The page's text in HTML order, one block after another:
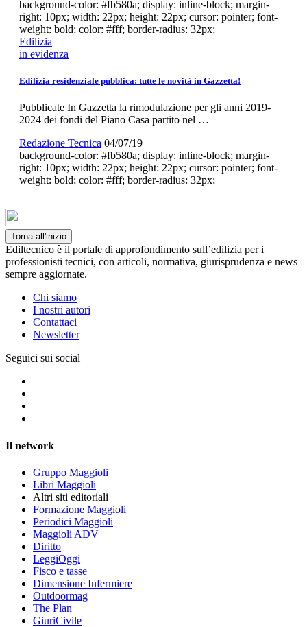
background-color: #fb580a; display: inline-block; margin-
right: 10px; width: 22px; height: 22px; cursor: pointer; font-
weight: bold; color: #fff; border-radius: 32px;
Edilizia
in evidenza
Edilizia residenziale pubblica: tutte le novità in Gazzetta!
Pubblicate In Gazzetta la rimodulazione per gli anni 2019-
2024 dei fondi del Piano Casa partito nel …
Redazione Tecnica 04/07/19
background-color: #fb580a; display: inline-block; margin-
right: 10px; width: 22px; height: 22px; cursor: pointer; font-
weight: bold; color: #fff; border-radius: 32px;
Torna all'inizio
Ediltecnico è il portale di approfondimento sull’edilizia per i
professionisti tecnici, con articoli, normativa, giurisprudenza e news
sempre aggiornate.
Chi siamo
I nostri autori
Contattaci
Newsletter
Seguici sui social
Il network
Gruppo Maggioli
Libri Maggioli
Altri siti editoriali
Formazione Maggioli
Periodici Maggioli
Maggioli ADV
Diritto
LeggiOggi
Fisco e tasse
Dimensione Infermiere
Outdoormag
The Plan
GiuriCivile